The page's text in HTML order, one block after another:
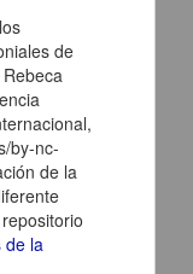
de
de
by-nc-
de la
de la